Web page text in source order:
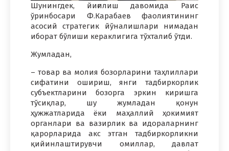
Шунингдек, йиғилиш давомида Раис
ўринбосари Ф.Карабаев фаолиятининг
асосий стратегик йўналишлари нимадан
иборат бўлиши кераклигига тўхталиб ўтди.
Жумладан,
– товар ва молия бозорларини таҳлиллари
сифатини ошириш, янги тадбиркорлик
субъектларини бозорга эркин киришга
тўсиқлар, шу жумладан қонун
ҳужжатларида ёки маҳаллий ҳокимият
органлари ва вазирлик ва идораларнинг
қарорларида акс этган тадбиркорликни
қийинлаштирувчи омиллар, давлат